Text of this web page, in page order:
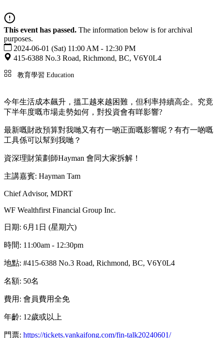
This event has passed. The information below is for archival
purposes.
2024-06-01 (Sat) 11:00 AM - 12:30 PM
415-6388 No.3 Road, Richmond, BC, V6Y0L4
教育學習 Education
今年生活成本飆升，搵工越來越困難，但利率持續高企。究竟
下半年度嘅市場走勢如何，對投資會有咩影響?
最新嘅財政預算對我哋又有冇一啲正面嘅影響呢？有冇一啲嘅
工具係可以幫到我哋？
資深理財策劃師Hayman 會同大家拆解！
主講嘉賓: Hayman Tam
Chief Advisor, MDRT
WF Wealthfirst Financial Group Inc.
日期: 6月1日 (星期六)
時間: 11:00am - 12:30pm
地點: #415-6388 No.3 Road, Richmond, BC, V6Y0L4
名額: 50名
費用: 會員費用全免
年齡: 12歲或以上
門票: https://tickets.vankaifong.com/fin-talk20240601/